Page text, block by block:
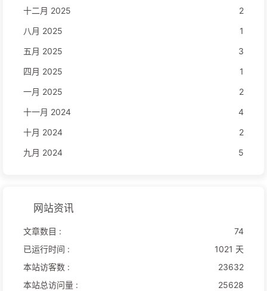
十二月 2025
2
八月 2025
1
五月 2025
3
四月 2025
1
一月 2025
2
十一月 2024
4
十月 2024
2
九月 2024
5
网站资讯
文章数目 :
74
已运行时间 :
1021 天
本站访客数 :
23632
本站总访问量 :
25628